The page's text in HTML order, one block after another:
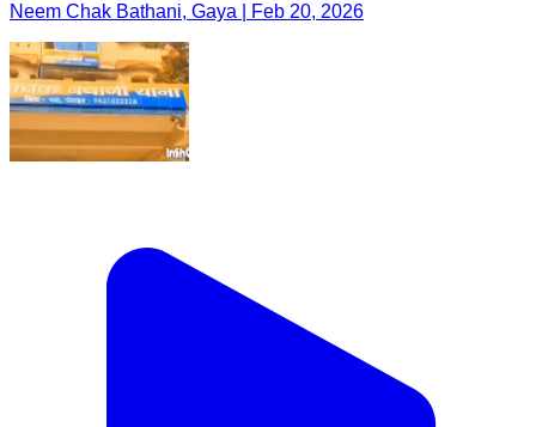
Neem Chak Bathani, Gaya | Feb 20, 2026